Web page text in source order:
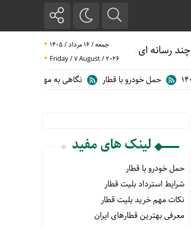
چند رسانه ای
جمعه / ۱۶ مرداد / ۱۴۰۵
Friday / 7 August / 2026
حمل خودرو با قطار نگاهی به مهم ترین آمارهای حمل و
لینک های مفید
حمل خودرو با قطار
شرایط استرداد بلیت قطار
نکات مهم خرید بلیت قطار
معرفی بهترین قطارهای ایران